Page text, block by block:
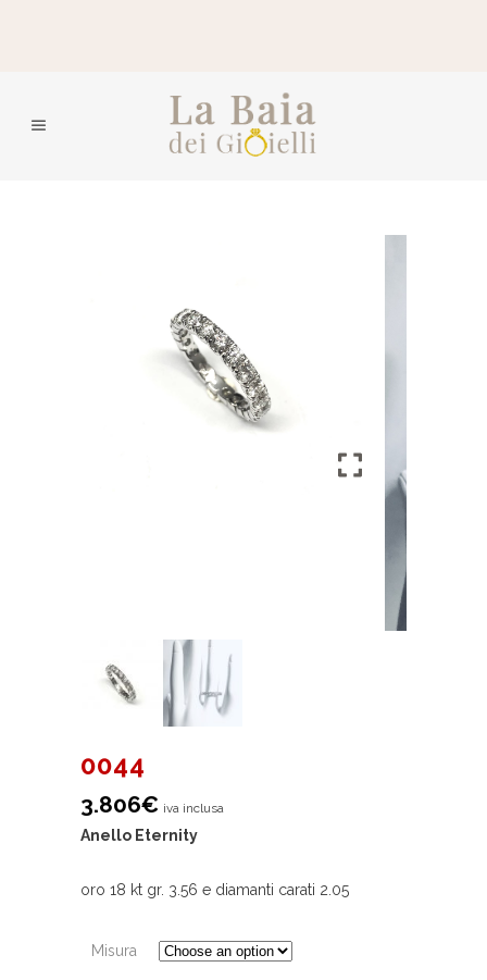
0044
3.806€ iva inclusa
Anello Eternity
oro 18 kt gr. 3.56 e diamanti carati 2.05
Misura